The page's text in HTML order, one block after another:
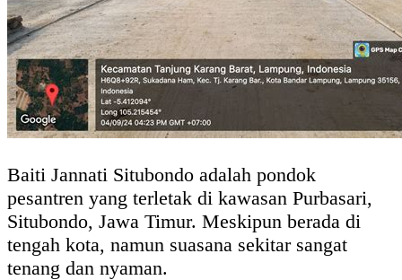
Baiti Jannati Situbondo adalah pondok
pesantren yang terletak di kawasan Purbasari,
Situbondo, Jawa Timur. Meskipun berada di
tengah kota, namun suasana sekitar sangat
tenang dan nyaman.